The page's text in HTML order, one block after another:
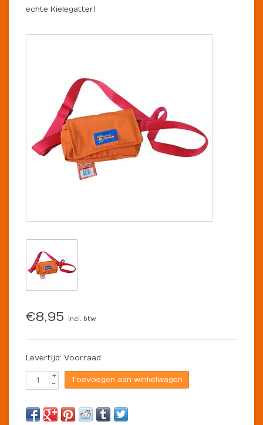
echte Kielegatter!
€8,95 Incl. btw
Levertijd: Voorraad
+
-
Toevoegen aan winkelwagen